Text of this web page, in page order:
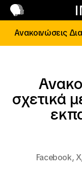
Ανακοινώσεις
σχετικά
Facebook,